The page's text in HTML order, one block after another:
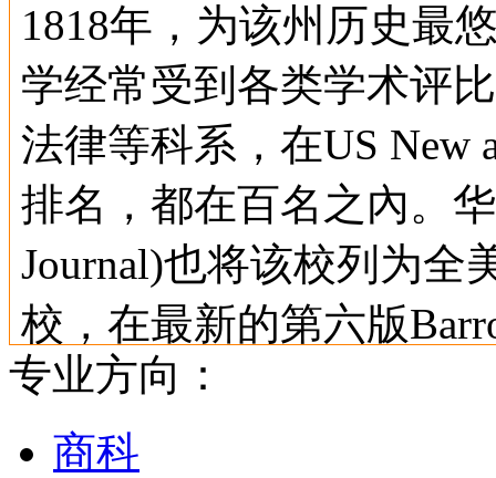
1818年，为该州历史最
学经常受到各类学术评
法律等科系，在US New
排名，都在百名之內。
Journal)也将该校列为全
校，在最新的第六版
Education中，圣路易斯
的大学之一。本校素来
专业方向：
商科